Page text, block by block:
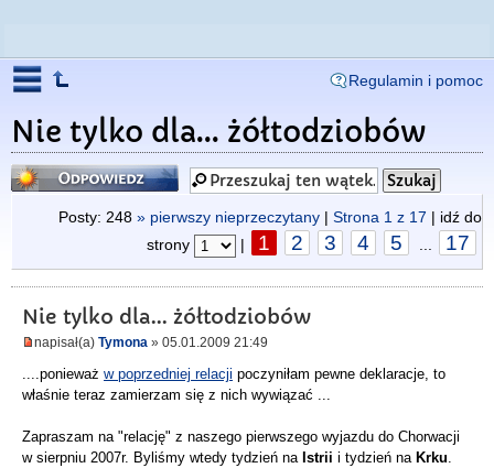
Regulamin i pomoc
Nie tylko dla... żółtodziobów
Odpowiedz
Posty: 248 » pierwszy nieprzeczytany | Strona 1 z 17 | idź do
strony
| 1 2 3 4 5 17
Nie tylko dla... żółtodziobów
napisał(a) Tymona » 05.01.2009 21:49
....ponieważ w poprzedniej relacji poczyniłam pewne deklaracje, to
właśnie teraz zamierzam się z nich wywiązać ...
Zapraszam na "relację" z naszego pierwszego wyjazdu do Chorwacji
w sierpniu 2007r. Byliśmy wtedy tydzień na Istrii i tydzień na Krku.